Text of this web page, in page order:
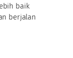
baik
berjalan